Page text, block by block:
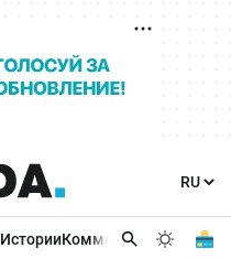
ИсторииКомментарииБизнес